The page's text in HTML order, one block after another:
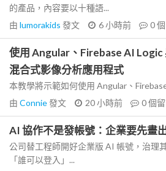
的產品，內容要以十種語...
由 lumorakids 發文 6 小時前 0
使用 Angular、Firebase AI Logic
混合式影像分析應用程式
本教學將示範如何使用 Angular、
由 Connie發文 20 小時前 0個
AI 協作不是發帳號：企業要先畫
公司替工程師開好企業版 AI 帳號，治理
「誰可以登入」...